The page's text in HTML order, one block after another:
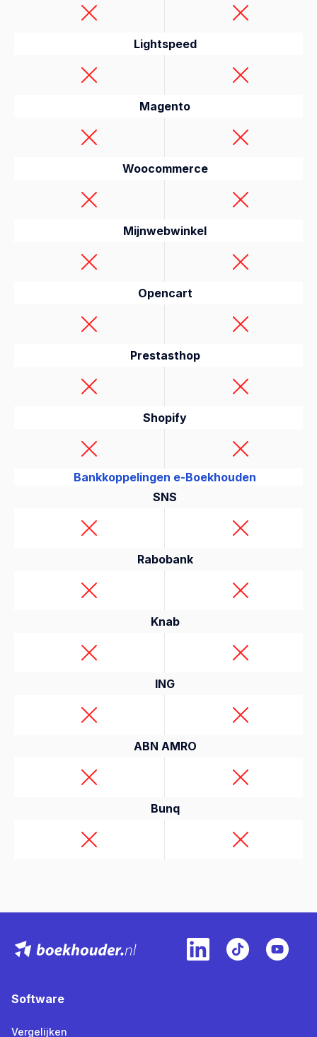
Lightspeed
Magento
Woocommerce
Mijnwebwinkel
Opencart
Prestasthop
Shopify
Bankkoppelingen e-Boekhouden
SNS
Rabobank
Knab
ING
ABN AMRO
Bunq
Software
Vergelijken